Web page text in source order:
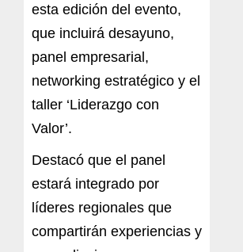
esta edición del evento,
que incluirá desayuno,
panel empresarial,
networking estratégico y el
taller ‘Liderazgo con
Valor’.
Destacó que el panel
estará integrado por
líderes regionales que
compartirán experiencias y